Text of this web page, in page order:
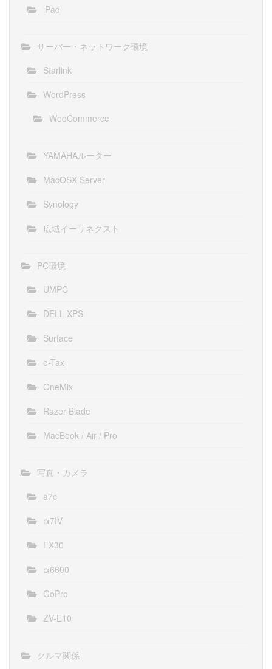
iPad
サーバー・ネットワーク環境
Starlink
WordPress
WooCommerce
YAMAHAルーター
MacOSX Server
Synology
広域イーサネクスト
PC環境
UMPC
DELL XPS
Surface
e-Tax
OneMix
Razer Blade
MacBook / Air / Pro
写真・カメラ
a7c
α7IV
FX30
α6600
GoPro
ZV-E10
クルマ関係